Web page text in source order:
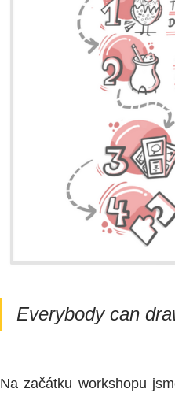
Everybody can
Na začátku workshopu